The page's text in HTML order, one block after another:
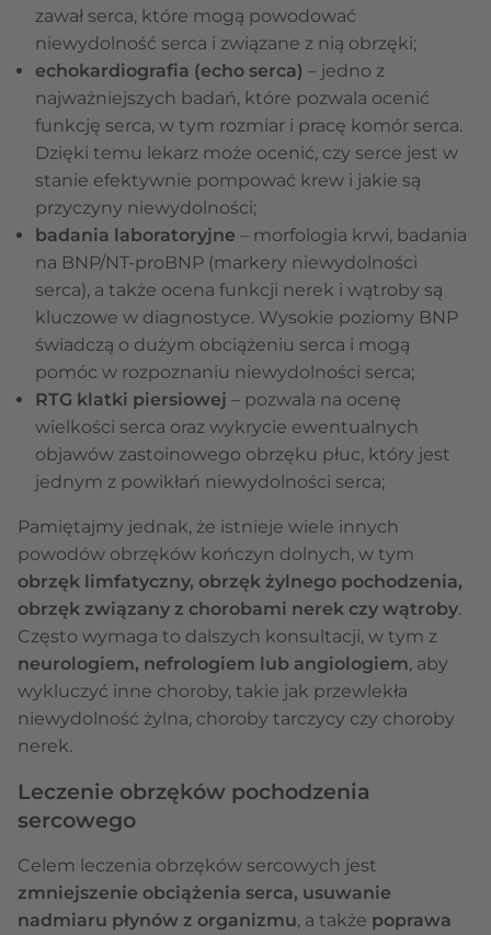
zawał serca, które mogą powodować
niewydolność serca i związane z nią obrzęki;
echokardiografia (echo serca) – jedno z
najważniejszych badań, które pozwala ocenić
funkcję serca, w tym rozmiar i pracę komór serca.
Dzięki temu lekarz może ocenić, czy serce jest w
stanie efektywnie pompować krew i jakie są
przyczyny niewydolności;
badania laboratoryjne – morfologia krwi, badania
na BNP/NT-proBNP (markery niewydolności
serca), a także ocena funkcji nerek i wątroby są
kluczowe w diagnostyce. Wysokie poziomy BNP
świadczą o dużym obciążeniu serca i mogą
pomóc w rozpoznaniu niewydolności serca;
RTG klatki piersiowej – pozwala na ocenę
wielkości serca oraz wykrycie ewentualnych
objawów zastoinowego obrzęku płuc, który jest
jednym z powikłań niewydolności serca;
Pamiętajmy jednak, że istnieje wiele innych
powodów obrzęków kończyn dolnych, w tym
obrzęk limfatyczny, obrzęk żylnego pochodzenia,
obrzęk związany z chorobami nerek czy wątroby.
Często wymaga to dalszych konsultacji, w tym z
neurologiem, nefrologiem lub angiologiem, aby
wykluczyć inne choroby, takie jak przewlekła
niewydolność żylna, choroby tarczycy czy choroby
nerek.
Leczenie obrzęków pochodzenia
sercowego
Celem leczenia obrzęków sercowych jest
zmniejszenie obciążenia serca, usuwanie
nadmiaru płynów z organizmu, a także poprawa